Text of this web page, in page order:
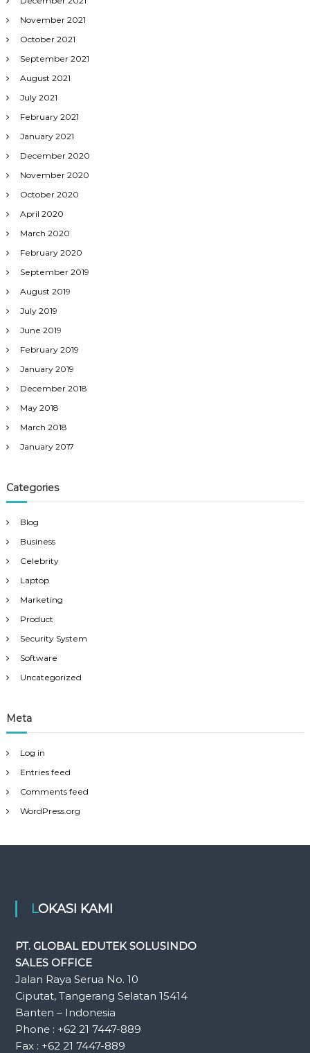
November 2021
October 2021
September 2021
August 2021
July 2021
February 2021
January 2021
December 2020
November 2020
October 2020
April 2020
March 2020
February 2020
September 2019
August 2019
July 2019
June 2019
February 2019
January 2019
December 2018
May 2018
March 2018
January 2017
Categories
Blog
Business
Celebrity
Laptop
Marketing
Product
Security System
Software
Uncategorized
Meta
Log in
Entries feed
Comments feed
WordPress.org
LOKASI KAMI
PT. GLOBAL EDUTEK SOLUSINDO
SALES OFFICE
Jalan Raya Serua No. 10
Ciputat, Tangerang Selatan 15414
Banten – Indonesia
Phone : +62 21 7447-889
Fax : +62 21 7447-889